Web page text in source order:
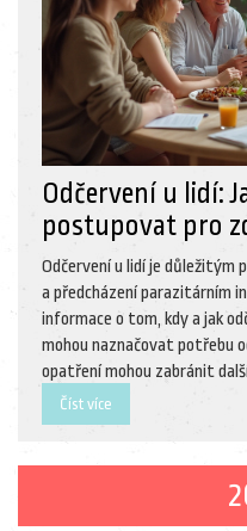
Odčervení u lidí:
postupovat pro
Odčervení u lidí je důležitým
a předcházení parazitárním
informace o tom, kdy a jak
mohou naznačovat potřebu
opatření mohou zabránit
na to, jak odčervení
doporučeními odborníků.
Číst více